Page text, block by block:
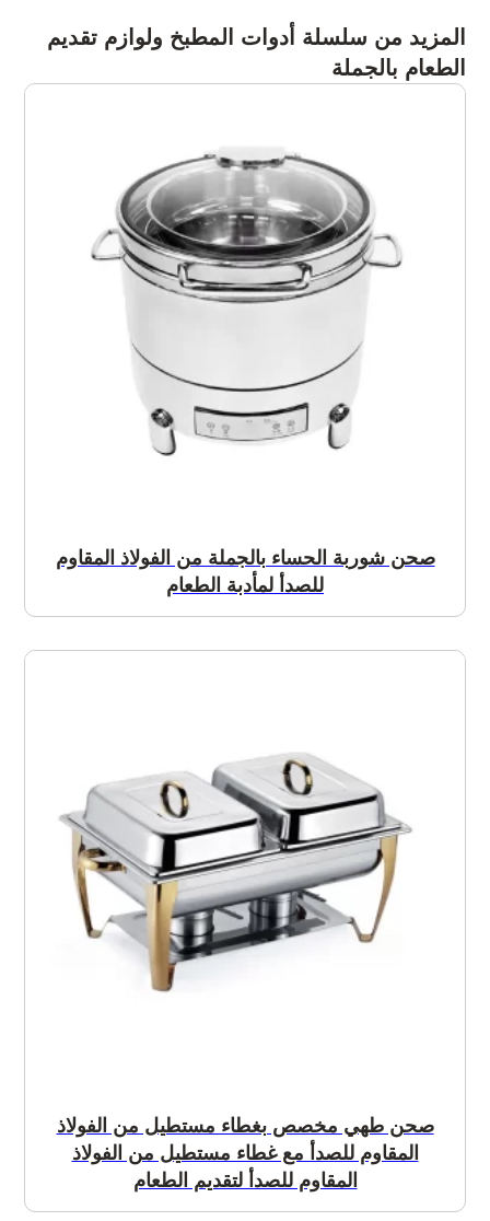
المزيد من سلسلة أدوات المطبخ ولوازم تقديم
الطعام بالجملة
صحن شوربة الحساء بالجملة من الفولاذ المقاوم
للصدأ لمأدبة الطعام
صحن طهي مخصص بغطاء مستطيل من الفولاذ
المقاوم للصدأ مع غطاء مستطيل من الفولاذ
المقاوم للصدأ لتقديم الطعام